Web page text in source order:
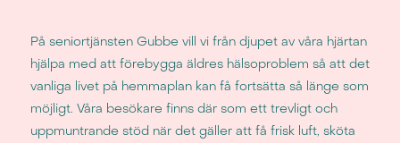
På seniortjänsten Gubbe vill vi från djupet av våra hjärtan
hjälpa med att förebygga äldres hälsoproblem så att det
vanliga livet på hemmaplan kan få fortsätta så länge som
möjligt. Våra besökare finns där som ett trevligt och
uppmuntrande stöd när det gäller att få frisk luft, sköta